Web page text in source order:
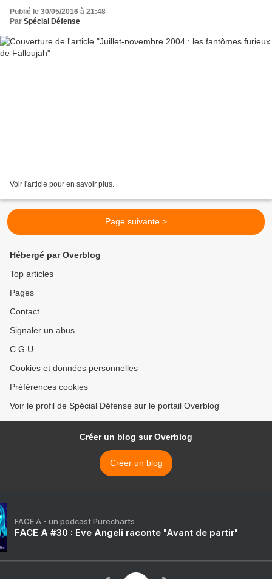
Publié le 30/05/2016 à 21:48
Par Spécial Défense
Voir l'article pour en savoir plus.
Page suivante >
Hébergé par Overblog
Top articles
Pages
Contact
Signaler un abus
C.G.U.
Cookies et données personnelles
Préférences cookies
Voir le profil de Spécial Défense sur le portail Overblog
Créer un blog sur Overblog
Créer un blog
FACE A - un podcast Purecharts
FACE A #30 : Eve Angeli raconte "Avant de partir"